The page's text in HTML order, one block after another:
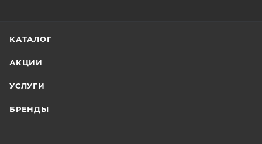
КАТАЛОГ
АКЦИИ
УСЛУГИ
БРЕНДЫ